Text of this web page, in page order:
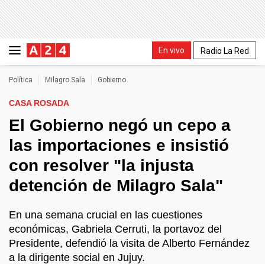
En vivo Radio La Red
Política Milagro Sala Gobierno
CASA ROSADA
El Gobierno negó un cepo a
las importaciones e insistió
con resolver "la injusta
detención de Milagro Sala"
En una semana crucial en las cuestiones
económicas, Gabriela Cerruti, la portavoz del
Presidente, defendió la visita de Alberto Fernández
a la dirigente social en Jujuy.